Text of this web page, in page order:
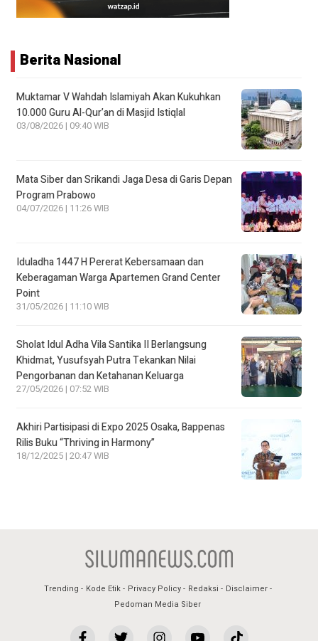
Berita Nasional
Muktamar V Wahdah Islamiyah Akan Kukuhkan
10.000 Guru Al-Qur’an di Masjid Istiqlal
03/08/2026 | 09:40 WIB
Mata Siber dan Srikandi Jaga Desa di Garis Depan
Program Prabowo
04/07/2026 | 11:26 WIB
Iduladha 1447 H Pererat Kebersamaan dan
Keberagaman Warga Apartemen Grand Center
Point
31/05/2026 | 11:10 WIB
Sholat Idul Adha Vila Santika II Berlangsung
Khidmat, Yusufsyah Putra Tekankan Nilai
Pengorbanan dan Ketahanan Keluarga
27/05/2026 | 07:52 WIB
Akhiri Partisipasi di Expo 2025 Osaka, Bappenas
Rilis Buku “Thriving in Harmony”
18/12/2025 | 20:47 WIB
Trending Kode Etik Privacy Policy Redaksi
Disclaimer
Pedoman Media Siber